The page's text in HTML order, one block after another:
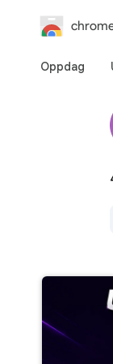
Oppdag